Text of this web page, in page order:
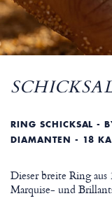
RING SCHICKSAL -
DIAMANTEN - 18
Dieser breite Ring
Marquise- und